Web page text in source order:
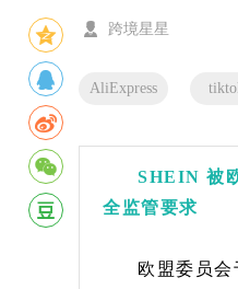
跨境星星
AliExpress
SHEIN 被
全监管要求
欧盟委员